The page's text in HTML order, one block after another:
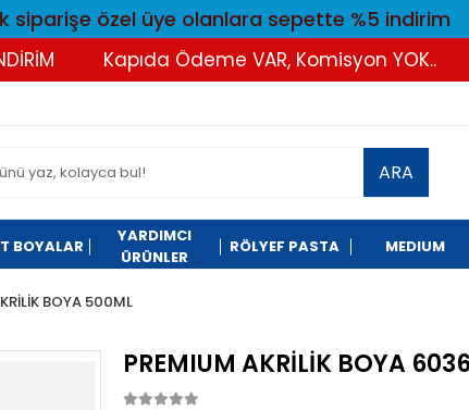
siparişe özel üye olanlara sepette %5 indirim
Kapıda Ödeme VAR, Komisyon YOK..
ARA
BOYALAR
YARDIMCI
ÜRÜNLER
RÖLYEF PASTA MEDIUM
BOYA 500ML
PREMIUM AKRİLİK BOYA